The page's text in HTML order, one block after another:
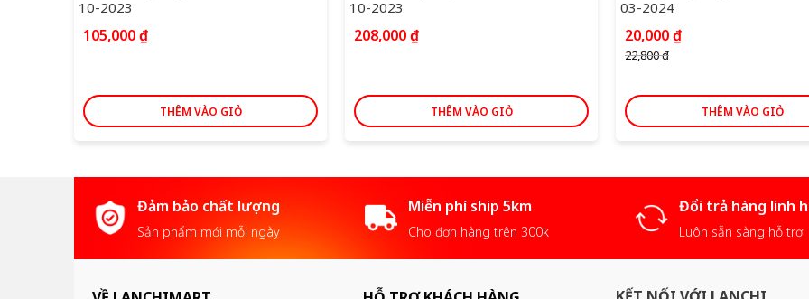
10-2023
105,000₫
THÊM VÀO GIỎ
10-2023
208,000₫
THÊM VÀO GIỎ
03-2024
22,800₫
Giá
gốc
là:
20,000₫Giá
20,000 ₫.
THÊM VÀO GIỎ
Đảm bảo chất lượng
Sản phẩm mới mỗi ngày
Miễn phí ship 5km
Cho đơn hàng trên 300k
Đổi trả hàng linh
Luôn sẵn sàng hỗ trợ